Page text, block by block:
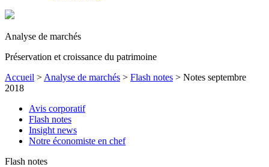
Analyse de marchés
Préservation et croissance du patrimoine
Accueil > Analyse de marchés > Flash notes > Notes septembre
2018
Avis corporatif
Flash notes
Insight news
Notre économiste en chef
Flash notes